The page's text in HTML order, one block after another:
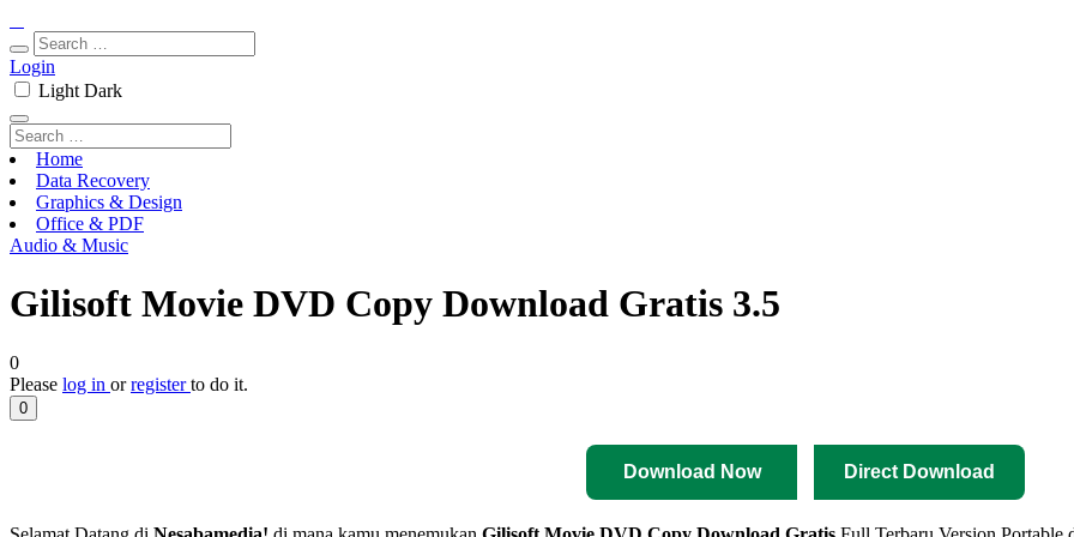
Login
Light Dark
Home
Data Recovery
Graphics & Design
Office & PDF
Audio & Music
Gilisoft Movie DVD Copy Download Gratis 3.5
0
Please log in orregisterto do it.
0
Download Now Direct Download